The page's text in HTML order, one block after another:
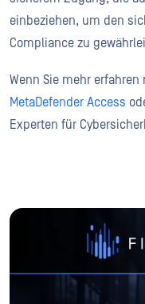
einbeziehen, um den
Compliance zu
Wenn Sie mehr
MetaDefender Access
Experten für